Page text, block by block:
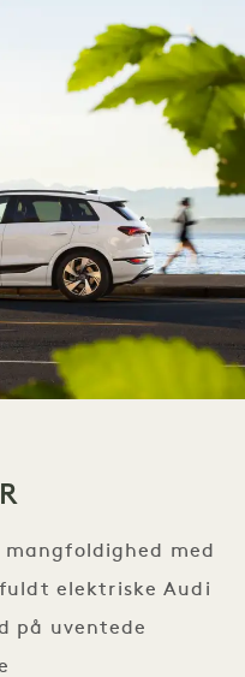
med
fuldt elektriske Audi
på uventede